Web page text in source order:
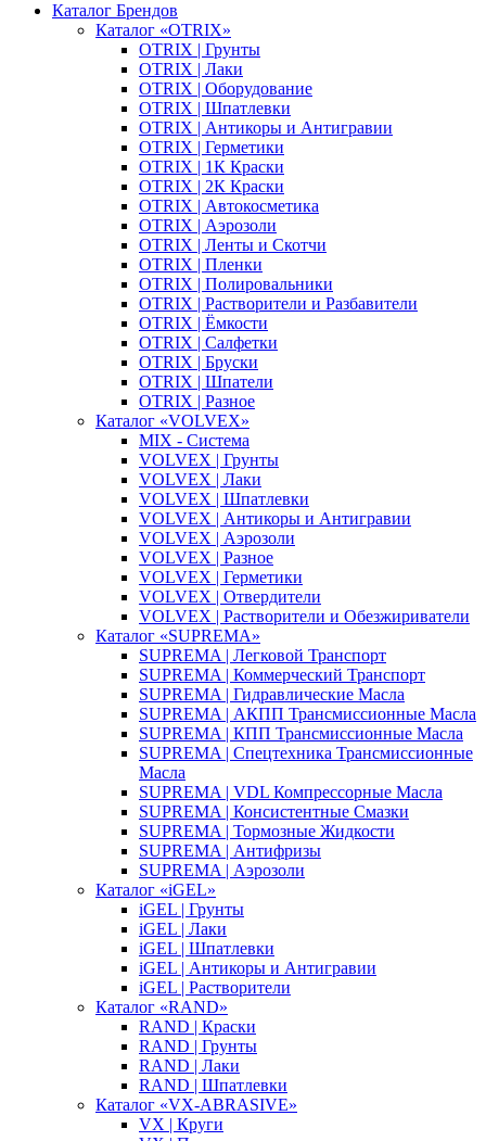
Каталог Брендов
Каталог «OTRIX»
OTRIX | Грунты
OTRIX | Лаки
OTRIX | Оборудование
OTRIX | Шпатлевки
OTRIX | Антикоры и Антигравии
OTRIX | Герметики
OTRIX | 1К Краски
OTRIX | 2К Краски
OTRIX | Автокосметика
OTRIX | Аэрозоли
OTRIX | Ленты и Скотчи
OTRIX | Пленки
OTRIX | Полировальники
OTRIX | Растворители и Разбавители
OTRIX | Ёмкости
OTRIX | Салфетки
OTRIX | Бруски
OTRIX | Шпатели
OTRIX | Разное
Каталог «VOLVEX»
MIX - Система
VOLVEX | Грунты
VOLVEX | Лаки
VOLVEX | Шпатлевки
VOLVEX | Антикоры и Антигравии
VOLVEX | Аэрозоли
VOLVEX | Разное
VOLVEX | Герметики
VOLVEX | Отвердители
VOLVEX | Растворители и Обезжириватели
Каталог «SUPREMA»
SUPREMA | Легковой Транспорт
SUPREMA | Коммерческий Транспорт
SUPREMA | Гидравлические Масла
SUPREMA | АКПП Трансмиссионные Масла
SUPREMA | КПП Трансмиссионные Масла
SUPREMA | Спецтехника Трансмиссионные
Масла
SUPREMA | VDL Компрессорные Масла
SUPREMA | Консистентные Смазки
SUPREMA | Тормозные Жидкости
SUPREMA | Антифризы
SUPREMA | Аэрозоли
Каталог «iGEL»
iGEL | Грунты
iGEL | Лаки
iGEL | Шпатлевки
iGEL | Антикоры и Антигравии
iGEL | Растворители
Каталог «RAND»
RAND | Краски
RAND | Грунты
RAND | Лаки
RAND | Шпатлевки
Каталог «VX-ABRASIVE»
VX | Круги